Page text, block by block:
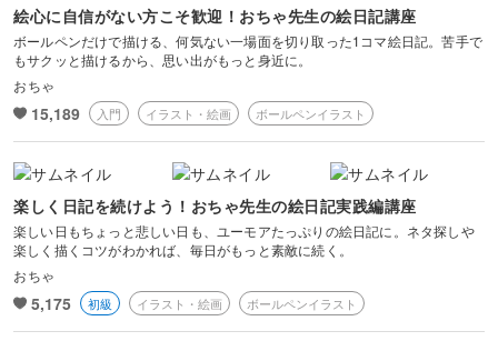
カービング
フラワーアレンジメント
アロマ・ハーブ
光・ライティング
構図
ボケ・丸ボケ
画像編集ツール
カメラ基礎
絵心に自信がない方こそ歓迎！おちゃ先生の絵日記講座
ボールペンだけで描ける、何気ない一場面を切り取った1コマ絵日記。苦手で
もサクッと描けるから、思い出がもっと身近に。
おちゃ
15,189 入門 イラスト・絵画 ボールペンイラスト
楽しく日記を続けよう！おちゃ先生の絵日記実践編講座
楽しい日もちょっと悲しい日も、ユーモアたっぷりの絵日記に。ネタ探しや
楽しく描くコツがわかれば、毎日がもっと素敵に続く。
おちゃ
5,175 初級 イラスト・絵画 ボールペンイラスト